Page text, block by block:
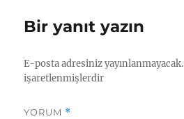
Bir yanıt yazın
E-posta adresiniz yayınlanmayacak.
işaretlenmişlerdir
YORUM *